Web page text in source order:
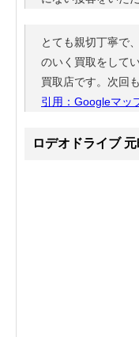
とても親切丁寧で
のいく買取をして
買取店です。次回
引用：Googleマッ
ロデオドライブ